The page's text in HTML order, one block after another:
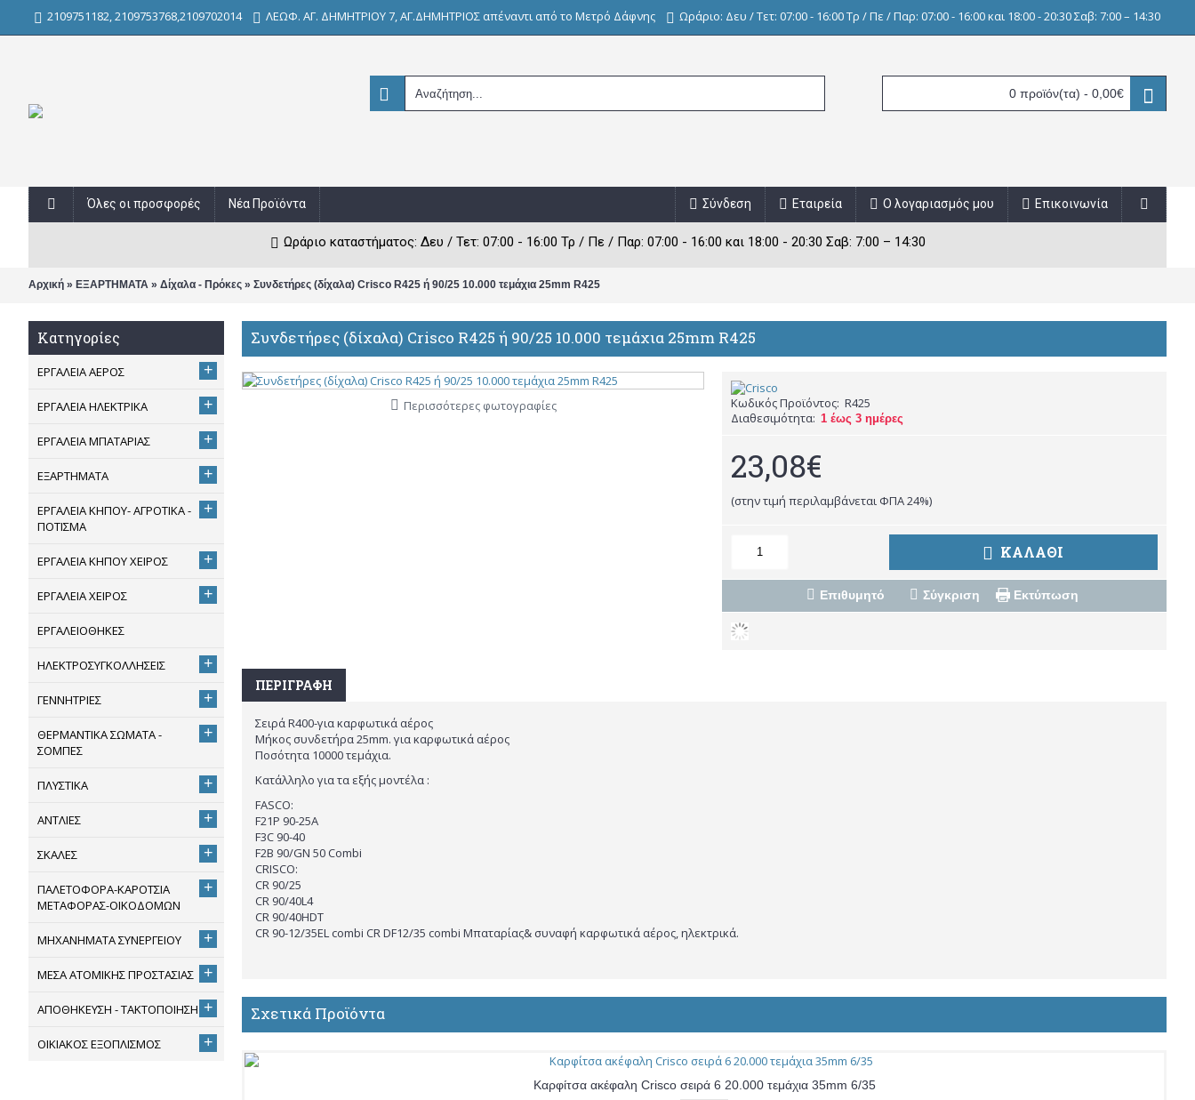
2109751182, 2109753768,2109702014 ΛΕΩΦ. ΑΓ. ΔΗΜΗΤΡΙΟΥ 7, ΑΓ.ΔΗΜΗΤΡΙΟΣ απέναντι από το Μετρό Δάφνης Ωράριο: Δευ / Τετ: 07:00 - 16:00 Τρ / Πε / Παρ: 07:00 - 16:00 και 18:00 - 20:30 Σαβ: 7:00 – 14:30
0 προϊόν(τα) - 0,00€
Όλες οι προσφορές Νέα Προϊόντα Επικοινωνία
Ο λογαριασμός μου
Εταιρεία
Σύνδεση
Ωράριο καταστήματος: Δευ / Τετ: 07:00 - 16:00 Τρ / Πε / Παρ: 07:00 - 16:00 και 18:00 - 20:30 Σαβ: 7:00 – 14:30
Αρχική » ΕΞΑΡΤΗΜΑΤΑ » Δίχαλα - Πρόκες » Συνδετήρες (δίχαλα) Crisco R425 ή 90/25 10.000 τεμάχια 25mm R425
Κατηγορίες
ΕΡΓΑΛΕΙΑ ΑΕΡΟΣ +
ΕΡΓΑΛΕΙΑ ΗΛΕΚΤΡΙΚΑ +
ΕΡΓΑΛΕΙΑ ΜΠΑΤΑΡΙΑΣ +
ΕΞΑΡΤΗΜΑΤΑ +
ΕΡΓΑΛΕΙΑ ΚΗΠΟΥ- ΑΓΡΟΤΙΚΑ -
ΠΟΤΙΣΜΑ
+
ΕΡΓΑΛΕΙΑ ΚΗΠΟΥ ΧΕΙΡΟΣ +
ΕΡΓΑΛΕΙΑ ΧΕΙΡΟΣ +
ΕΡΓΑΛΕΙΟΘΗΚΕΣ
ΗΛΕΚΤΡΟΣΥΓΚΟΛΛΗΣΕΙΣ +
ΓΕΝΝΗΤΡΙΕΣ +
ΘΕΡΜΑΝΤΙΚΑ ΣΩΜΑΤΑ -
ΣΟΜΠΕΣ
+
ΠΛΥΣΤΙΚΑ +
ΑΝΤΛΙΕΣ +
ΣΚΑΛΕΣ +
ΠΑΛΕΤΟΦΟΡΑ-ΚΑΡΟΤΣΙΑ
ΜΕΤΑΦΟΡΑΣ-ΟΙΚΟΔΟΜΩΝ
+
ΜΗΧΑΝΗΜΑΤΑ ΣΥΝΕΡΓΕΙΟΥ +
ΜΕΣΑ ΑΤΟΜΙΚΗΣ ΠΡΟΣΤΑΣΙΑΣ +
ΑΠΟΘΗΚΕΥΣΗ - ΤΑΚΤΟΠΟΙΗΣΗ +
ΟΙΚΙΑΚΟΣ ΕΞΟΠΛΙΣΜΟΣ +
Συνδετήρες (δίχαλα) Crisco R425 ή 90/25 10.000 τεμάχια 25mm R425
Περισσότερες φωτογραφίες Κωδικός Προϊόντος: R425
Διαθεσιμότητα: 1 έως 3 ημέρες
23,08€
(στην τιμή περιλαμβάνεται ΦΠΑ 24%)
ΚΑΛΆΘΙ
Επιθυμητό Σύγκριση Εκτύπωση
ΠΕΡΙΓΡΑΦΉ
Σειρά R400-για καρφωτικά αέρος
Mήκος συνδετήρα 25mm. για καρφωτικά αέρος
Ποσότητα 10000 τεμάχια.
Κατάλληλο για τα εξής μοντέλα :
FASCO:
F21P 90-25A
F3C 90-40
F2B 90/GN 50 Combi
CRISCO:
CR 90/25
CR 90/40L4
CR 90/40HDT
CR 90-12/35EL combi CR DF12/35 combi Μπαταρίας& συναφή καρφωτικά αέρος, ηλεκτρικά.
Σχετικά Προϊόντα
Καρφίτσα ακέφαλη Crisco σειρά 6 20.000 τεμάχια 35mm 6/35